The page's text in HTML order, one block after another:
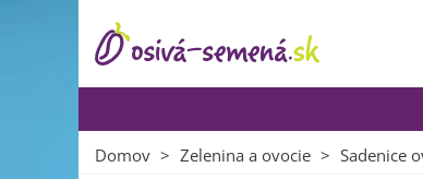
Domov > Zelenina a ovocie > Sadenice